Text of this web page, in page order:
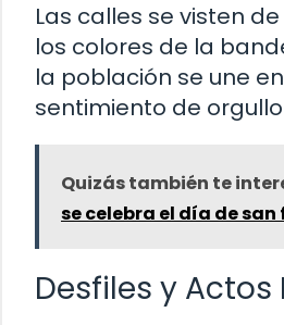
Las calles se visten
los colores de la
la población se une
sentimiento de
Quizás también te
se celebra el día de
Desfiles y